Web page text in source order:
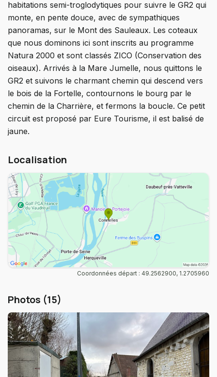
habitations semi-troglodytiques pour suivre le GR2 qui
monte, en pente douce, avec de sympathiques
panoramas, sur le Mont des Sauleaux. Les coteaux
que nous dominons ici sont inscrits au programme
Natura 2000 et sont classés ZICO (Conservation des
oiseaux). Arrivés à la Mare Jumelle, nous quittons le
GR2 et suivons le charmant chemin qui descend vers
le bois de la Fortelle, contournons le bourg par le
chemin de la Charrière, et fermons la boucle. Ce petit
circuit est proposé par Eure Tourisme, il est balisé de
jaune.
Localisation
Coordonnées départ : 49.2562900, 1.2705960
Photos (15)